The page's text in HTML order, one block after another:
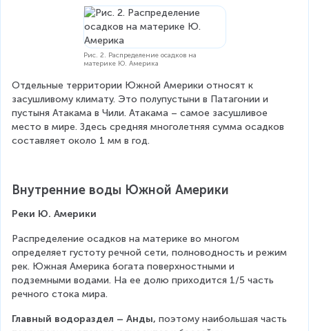
Рис. 2. Распределение осадков на
материке Ю. Америка
Отдельные территории Южной Америки относят к
засушливому климату. Это полупустыни в Патагонии и
пустыня Атакама в Чили. Атакама – самое засушливое
место в мире. Здесь средняя многолетняя сумма осадков
составляет около 1 мм в год.
Внутренние воды Южной Америки
Реки Ю. Америки
Распределение осадков на материке во многом
определяет густоту речной сети, полноводность и режим
рек. Южная Америка богата поверхностными и
подземными водами. На ее долю приходится 1/5 часть
речного стока мира.
Главный водораздел – Анды, поэтому наибольшая часть